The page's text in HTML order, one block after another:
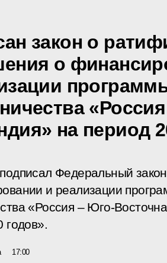
закон о
о
на период
Федеральный
и реализации
«Россия – Юго-
годов».
17:00